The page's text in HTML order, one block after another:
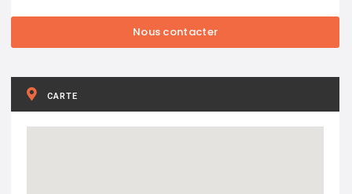
CARTE